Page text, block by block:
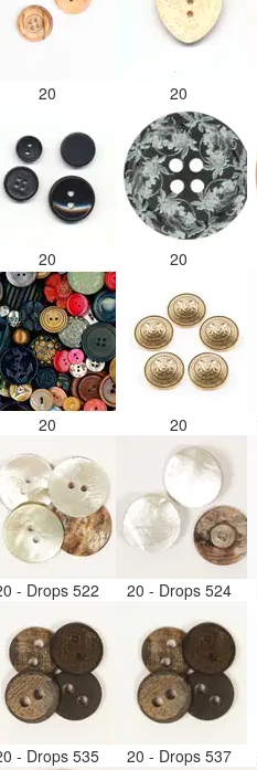
20 20
20 20
20 20
- Drops 522 20 - Drops 524
- Drops 535 20 - Drops 537